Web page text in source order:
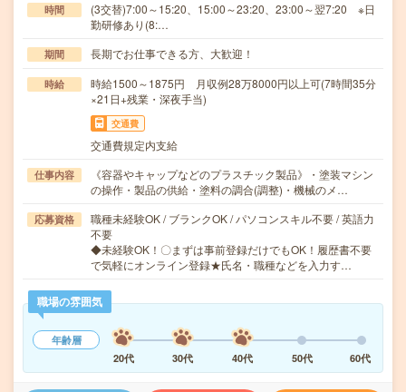
時間
(3交替)7:00～15:20、15:00～23:20、23:00～翌7:20 ※日
勤研修あり(8:…
期間 長期でお仕事できる方、大歓迎！
時給
時給1500～1875円 月収例28万8000円以上可(7時間35分
×21日+残業・深夜手当)
交通費
交通費規定内支給
仕事内容
《容器やキャップなどのプラスチック製品》・塗装マシン
の操作・製品の供給・塗料の調合(調整)・機械のメ…
応募資格
職種未経験OK / ブランクOK / パソコンスキル不要 / 英語力
不要
◆未経験OK！〇まずは事前登録だけでもOK！履歴書不要
で気軽にオンライン登録★氏名・職種などを入力す…
職場の雰囲気
年齢層
20代
30代 40代 50代 60代